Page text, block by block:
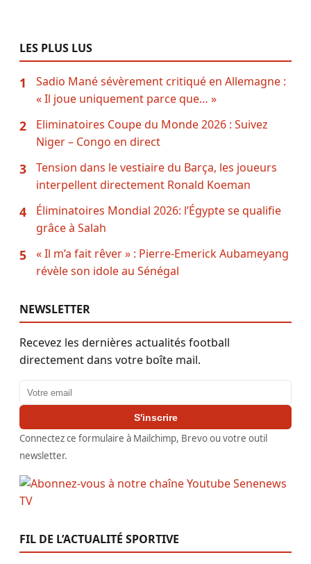
LES PLUS LUS
1
Sadio Mané sévèrement critiqué en Allemagne :
« Il joue uniquement parce que… »
2
Eliminatoires Coupe du Monde 2026 : Suivez
Niger – Congo en direct
3
Tension dans le vestiaire du Barça, les joueurs
interpellent directement Ronald Koeman
4
Éliminatoires Mondial 2026: l’Égypte se qualifie
grâce à Salah
5
« Il m’a fait rêver » : Pierre-Emerick Aubameyang
révèle son idole au Sénégal
NEWSLETTER
Recevez les dernières actualités football
directement dans votre boîte mail.
Adresse email
S'inscrire
Connectez ce formulaire à Mailchimp, Brevo ou votre outil
newsletter.
FIL DE L’ACTUALITÉ SPORTIVE